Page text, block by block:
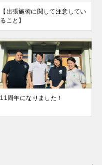
【出張施術に関して注意してい
ること】
11周年になりました！